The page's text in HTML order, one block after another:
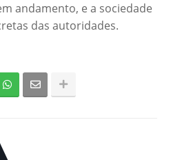
andamento, e a sociedade
das autoridades.